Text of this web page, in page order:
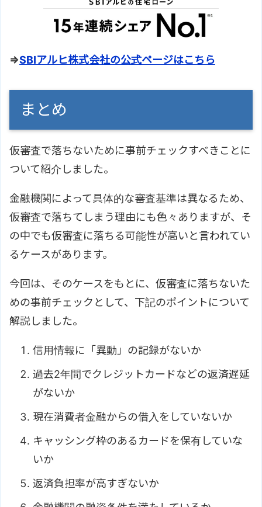
⇒SBIアルヒ株式会社の公式ページはこちら
まとめ
仮審査で落ちないために事前チェックすべきことに
ついて紹介しました。
金融機関によって具体的な審査基準は異なるため、
仮審査で落ちてしまう理由にも色々ありますが、そ
の中でも仮審査に落ちる可能性が高いと言われてい
るケースがあります。
今回は、そのケースをもとに、仮審査に落ちないた
めの事前チェックとして、下記のポイントについて
解説しました。
信用情報に「異動」の記録がないか
過去2年間でクレジットカードなどの返済遅延
がないか
現在消費者金融からの借入をしていないか
キャッシング枠のあるカードを保有していな
いか
返済負担率が高すぎないか